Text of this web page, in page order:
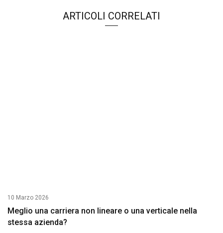
ARTICOLI CORRELATI
10 Marzo 2026
Meglio una carriera non lineare o una verticale nella
stessa azienda?